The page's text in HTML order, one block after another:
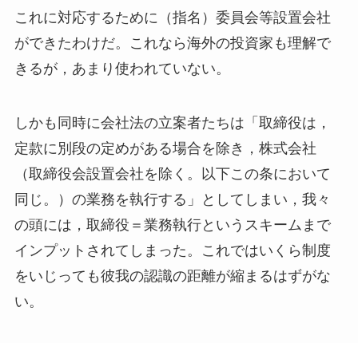
これに対応するために（指名）委員会等設置会社
ができたわけだ。これなら海外の投資家も理解で
きるが，あまり使われていない。
しかも同時に会社法の立案者たちは「取締役は，
定款に別段の定めがある場合を除き，株式会社
（取締役会設置会社を除く。以下この条において
同じ。）の業務を執行する」としてしまい，我々
の頭には，取締役＝業務執行というスキームまで
インプットされてしまった。これではいくら制度
をいじっても彼我の認識の距離が縮まるはずがな
い。